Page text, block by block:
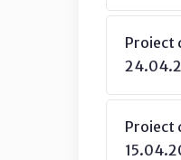
Proiect
Proiect